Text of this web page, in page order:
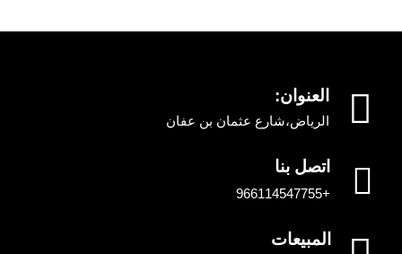
العنوان:
الرياض،شارع عثمان بن عفان
اتصل بنا
+966114547755
المبيعات